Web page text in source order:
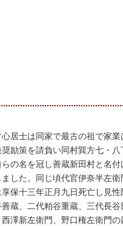
居士は同家で最古の祖で家
励策を請負い同村巽方七・
の名を冠し善蔵新田村と名
した。同じ頃代官伊奈半左
保十三年正月九日死亡し見
蔵、二代粕谷重蔵、三代長
澤新左衛門、野口権左衛門